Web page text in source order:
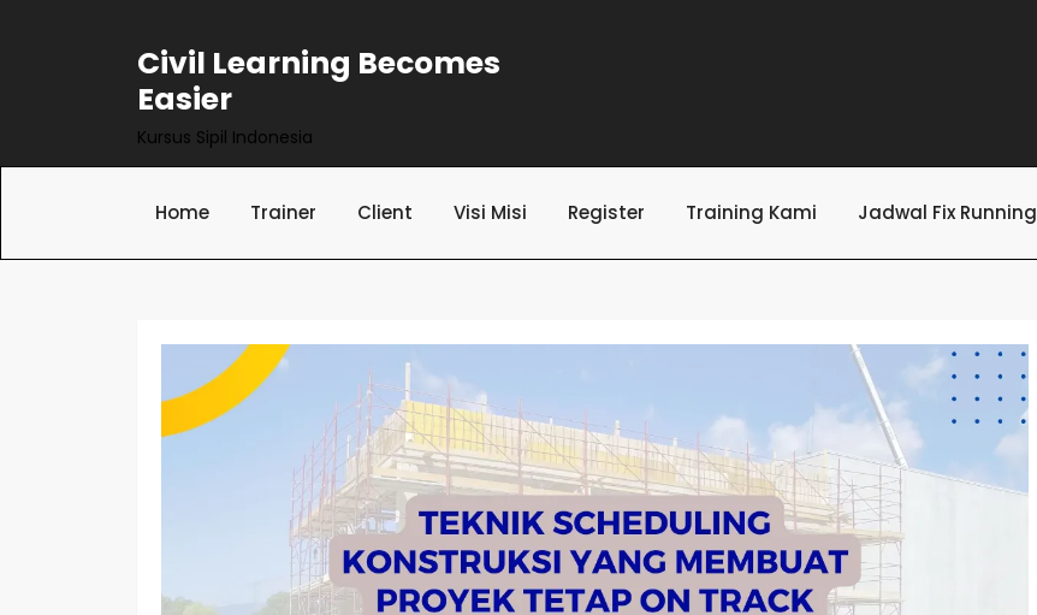
Civil Learning Becomes
Easier
Kursus Sipil Indonesia
Home Trainer Client Visi Misi Register Training Kami Jadwal Fix Running